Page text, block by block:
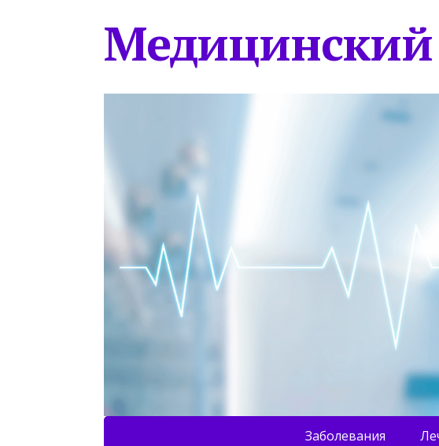
Медицинский
Заболевания